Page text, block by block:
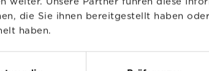
die Sie ihnen bereitgestellt haben
haben.